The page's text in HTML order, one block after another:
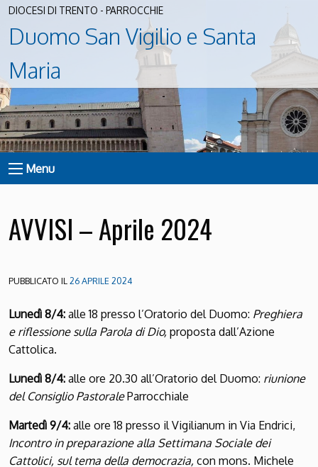
DIOCESI DI TRENTO - PARROCCHIE
Duomo San Vigilio e Santa
Maria
Menu
AVVISI – Aprile 2024
PUBBLICATO IL26 APRILE 2024
Lunedì 8/4: alle 18 presso l’Oratorio del Duomo: Preghiera
e riflessione sulla Parola di Dio, proposta dall’Azione
Cattolica.
Lunedì 8/4: alle ore 20.30 all’Oratorio del Duomo: riunione
del Consiglio PastoraleParrocchiale
Martedì 9/4: alle ore 18 presso il Vigilianum in Via Endrici,
Incontro in preparazione alla Settimana Sociale dei
Cattolici, sul tema della democrazia, con mons. Michele